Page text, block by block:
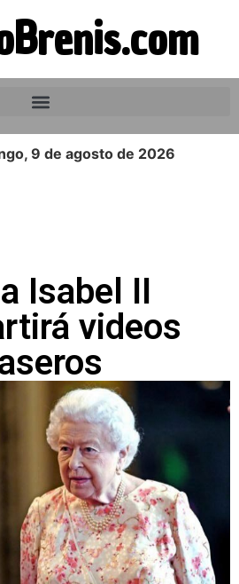
9 de agosto de 2026
Isabel II
videos